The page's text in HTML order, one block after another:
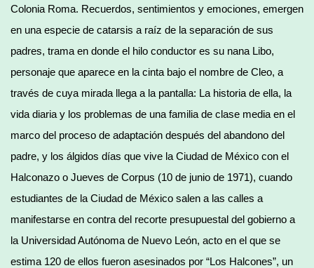
Colonia Roma. Recuerdos, sentimientos y emociones, emergen
en una especie de catarsis a raíz de la separación de sus
padres, trama en donde el hilo conductor es su nana Libo,
personaje que aparece en la cinta bajo el nombre de Cleo, a
través de cuya mirada llega a la pantalla: La historia de ella, la
vida diaria y los problemas de una familia de clase media en el
marco del proceso de adaptación después del abandono del
padre, y los álgidos días que vive la Ciudad de México con el
Halconazo o Jueves de Corpus (10 de junio de 1971), cuando
estudiantes de la Ciudad de México salen a las calles a
manifestarse en contra del recorte presupuestal del gobierno a
la Universidad Autónoma de Nuevo León, acto en el que se
estima 120 de ellos fueron asesinados por “Los Halcones”, un